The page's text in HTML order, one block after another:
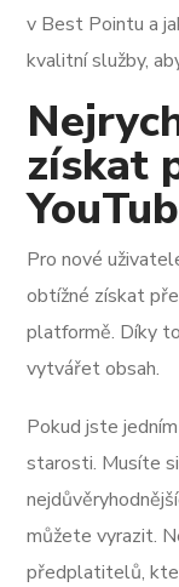
v Best Pointu a
kvalitní služby,
získat
Pro nové
obtížné získat
platformě. Díky
vytvářet obsah.
Pokud jste
starosti. Musíte
můžete vyrazit.
předplatitelů,